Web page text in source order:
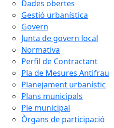
Dades obertes
Gestió urbanística
Govern
Junta de govern local
Normativa
Perfil de Contractant
Pla de Mesures Antifrau
Planejament urbanístic
Plans municipals
Ple municipal
Òrgans de participació